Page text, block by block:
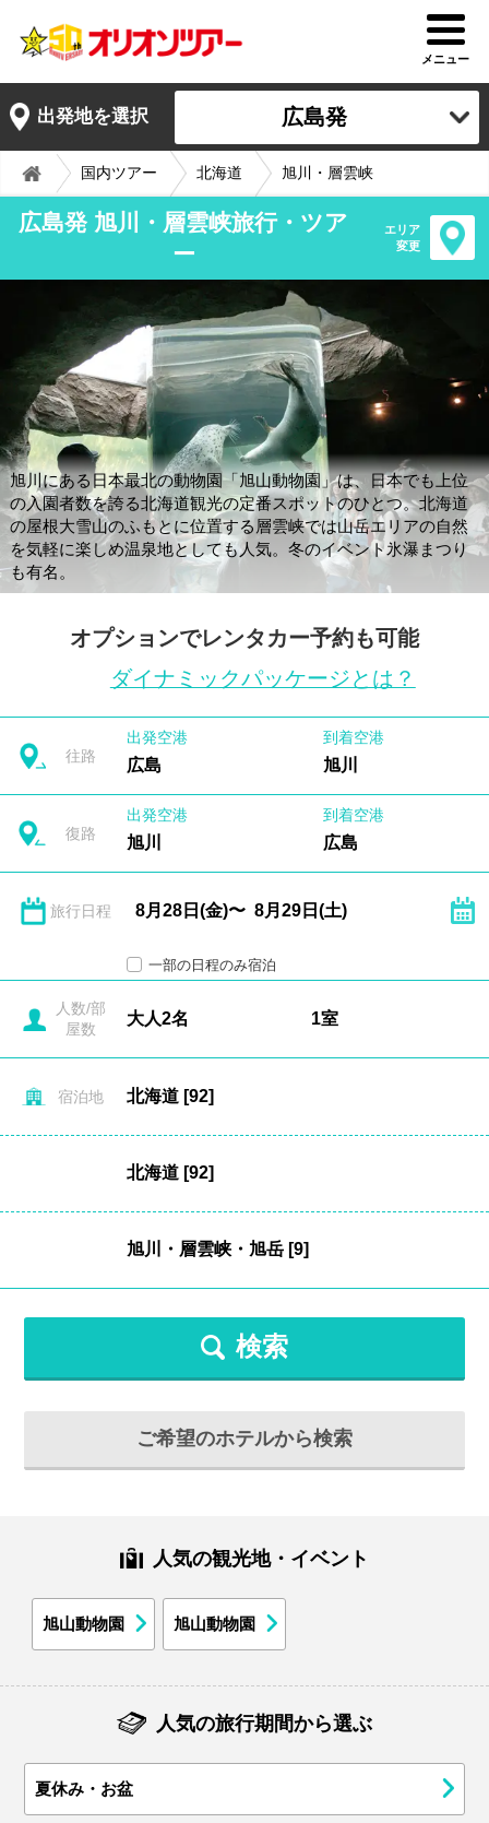
メニュー
出発地を選択 広島発
国内ツアー 北海道 旭川・層雲峡
広島発 旭川・層雲峡旅行・ツア
ー
エリア
変更
旭川にある日本最北の動物園「旭山動物園」は、日本でも上位
の入園者数を誇る北海道観光の定番スポットのひとつ。北海道
の屋根大雪山のふもとに位置する層雲峡では山岳エリアの自然
を気軽に楽しめ温泉地としても人気。冬のイベント氷瀑まつり
も有名。
オプションでレンタカー予約も可能
ダイナミックパッケージとは？
往路
出発空港
広島
到着空港
旭川
復路
出発空港
旭川
到着空港
広島
旅行日程
一部の日程のみ宿泊
人数/部
屋数
宿泊地
検索
ご希望のホテルから検索
人気の観光地・イベント
旭山動物園 旭山動物園
人気の旅行期間から選ぶ
夏休み・お盆